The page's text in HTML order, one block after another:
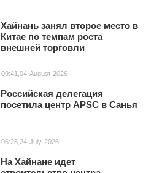
Хайнань занял второе место в
Китае по темпам роста
внешней торговли
09:41,04-August-2026
Российская делегация
посетила центр APSC в Санья
06:25,24-July-2026
На Хайнане идет